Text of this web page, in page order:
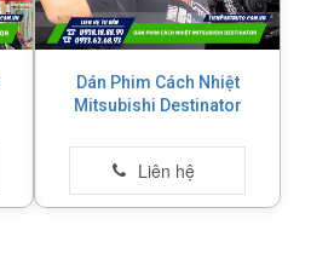
Dán Phim Cách Nhiệt
Mitsubishi Destinator